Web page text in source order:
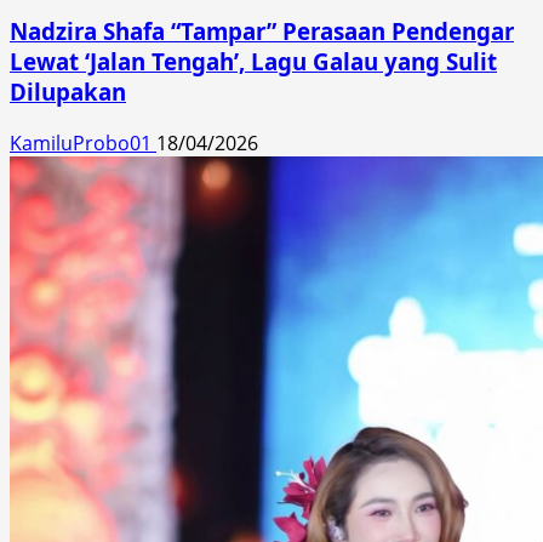
Nadzira Shafa “Tampar” Perasaan Pendengar
Lewat ‘Jalan Tengah’, Lagu Galau yang Sulit
Dilupakan
KamiluProbo01 18/04/2026